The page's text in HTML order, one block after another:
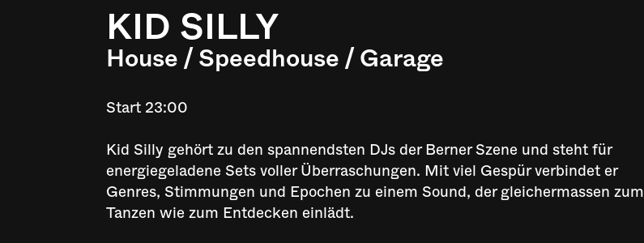
KID SILLY
House / Speedhouse / Garage
Start 23:00
Kid Silly gehört zu den spannendsten DJs der Berner Szene und steht für
energiegeladene Sets voller Überraschungen. Mit viel Gespür verbindet er
Genres, Stimmungen und Epochen zu einem Sound, der gleichermassen zum
Tanzen wie zum Entdecken einlädt.